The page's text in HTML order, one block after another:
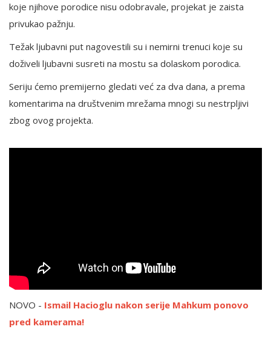
koje njihove porodice nisu odobravale, projekat je zaista
privukao pažnju.
Težak ljubavni put nagovestili su i nemirni trenuci koje su
doživeli ljubavni susreti na mostu sa dolaskom porodica.
Seriju ćemo premijerno gledati već za dva dana, a prema
komentarima na društvenim mrežama mnogi su nestrpljivi
zbog ovog projekta.
NOVO - Ismail Hacioglu nakon serije Mahkum ponovo
pred kamerama!